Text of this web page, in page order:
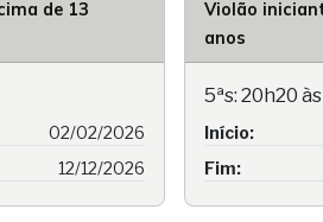
de 13
02/02/2026
12/12/2026
Violão
anos
5ªs: 20h20
Início:
Fim: